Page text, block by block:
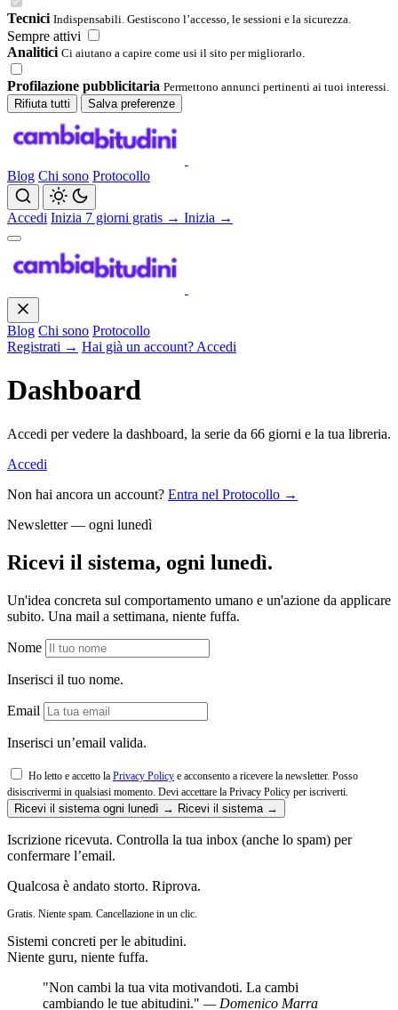
Tecnici Indispensabili. Gestiscono l’accesso, le sessioni e la sicurezza.
Sempre attivi
Analitici Ci aiutano a capire come usi il sito per migliorarlo.
Profilazione pubblicitaria Permettono annunci pertinenti ai tuoi interessi.
Rifiuta tutti
Salva preferenze
Blog Chi sono Protocollo
Accedi Inizia 7 giorni gratis → Inizia →
Blog Chi sono Protocollo
Registrati → Hai già un account? Accedi
Dashboard
Accedi per vedere la dashboard, la serie da 66 giorni e la tua libreria.
Accedi
Non hai ancora un account? Entra nel Protocollo →
Newsletter — ogni lunedì
Ricevi il sistema, ogni lunedì.
Un'idea concreta sul comportamento umano e un'azione da applicare
subito. Una mail a settimana, niente fuffa.
Nome
Inserisci il tuo nome.
Email
Inserisci un’email valida.
Ho letto e accetto la Privacy Policy e acconsento a ricevere la newsletter. Posso
disiscrivermi in qualsiasi momento. Devi accettare la Privacy Policy per iscriverti.
Ricevi il sistema ogni lunedì → Ricevi il sistema →
Iscrizione ricevuta. Controlla la tua inbox (anche lo spam) per
confermare l’email.
Qualcosa è andato storto. Riprova.
Gratis. Niente spam. Cancellazione in un clic.
Sistemi concreti per le abitudini.
Niente guru, niente fuffa.
"Non cambi la tua vita motivandoti. La cambi
cambiando le tue abitudini." — Domenico Marra